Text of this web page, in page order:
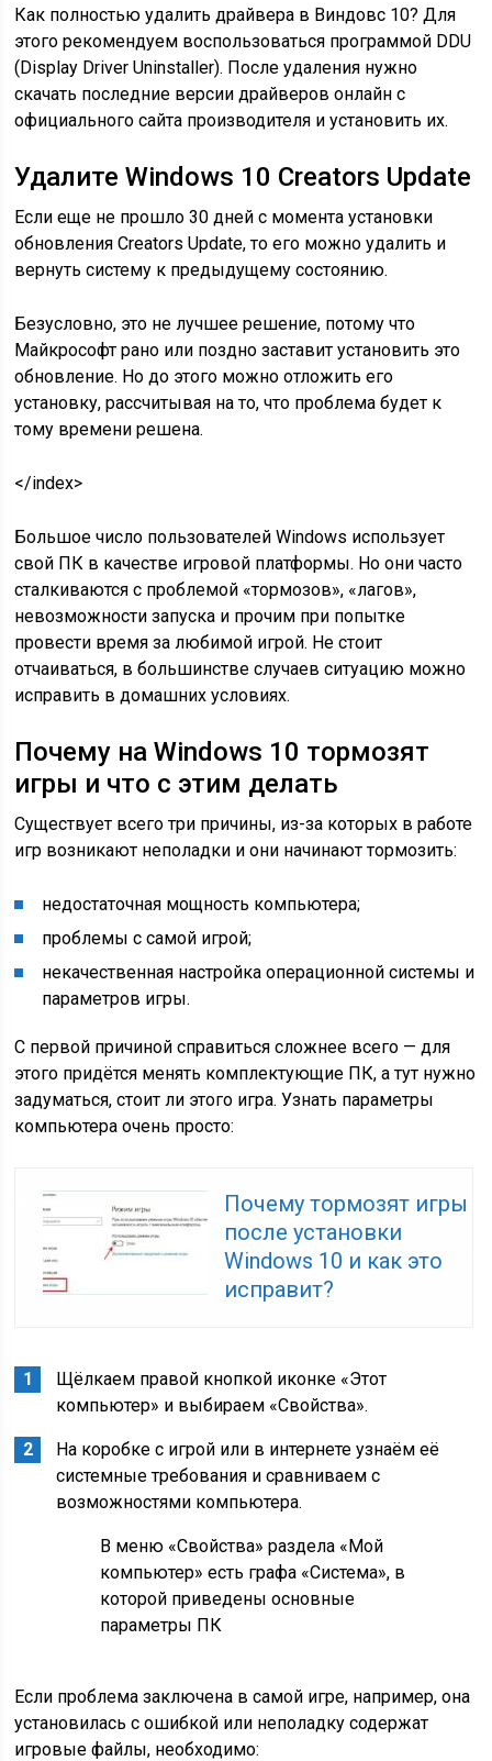
Как полностью удалить драйвера в Виндовс 10? Для
этого рекомендуем воспользоваться программой DDU
(Display Driver Uninstaller). После удаления нужно
скачать последние версии драйверов онлайн с
официального сайта производителя и установить их.
Удалите Windows 10 Creators Update
Если еще не прошло 30 дней с момента установки
обновления Creators Update, то его можно удалить и
вернуть систему к предыдущему состоянию.
Безусловно, это не лучшее решение, потому что
Майкрософт рано или поздно заставит установить это
обновление. Но до этого можно отложить его
установку, рассчитывая на то, что проблема будет к
тому времени решена.
</index>
Большое число пользователей Windows использует
свой ПК в качестве игровой платформы. Но они часто
сталкиваются с проблемой «тормозов», «лагов»,
невозможности запуска и прочим при попытке
провести время за любимой игрой. Не стоит
отчаиваться, в большинстве случаев ситуацию можно
исправить в домашних условиях.
Почему на Windows 10 тормозят
игры и что с этим делать
Существует всего три причины, из-за которых в работе
игр возникают неполадки и они начинают тормозить:
недостаточная мощность компьютера;
проблемы с самой игрой;
некачественная настройка операционной системы и
параметров игры.
С первой причиной справиться сложнее всего — для
этого придётся менять комплектующие ПК, а тут нужно
задуматься, стоит ли этого игра. Узнать параметры
компьютера очень просто:
Почему тормозят игры
после установки
Windows 10 и как это
исправит?
Щёлкаем правой кнопкой иконке «Этот
компьютер» и выбираем «Свойства».
На коробке с игрой или в интернете узнаём её
системные требования и сравниваем с
возможностями компьютера.
В меню «Свойства» раздела «Мой
компьютер» есть графа «Система», в
которой приведены основные
параметры ПК
Если проблема заключена в самой игре, например, она
установилась с ошибкой или неполадку содержат
игровые файлы, необходимо: